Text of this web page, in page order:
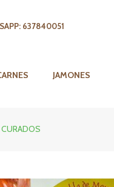
637840051
JAMONES